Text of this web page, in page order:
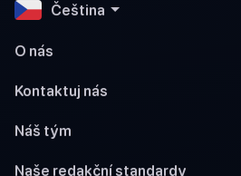
Čeština
O nás
Kontaktuj nás
Náš tým
Naše redakční standardy